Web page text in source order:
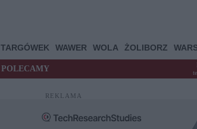
TARGÓWEK WAWER WOLA ŻOLIBORZ
POLECAMY
REKLAMA